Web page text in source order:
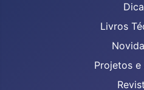
Livros
Projetos